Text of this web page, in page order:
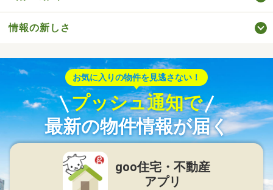
情報の新しさ
お気に入りの物件を見逃さない！
プッシュ通知で
最新の物件情報が届く
goo住宅・不動産
アプリ